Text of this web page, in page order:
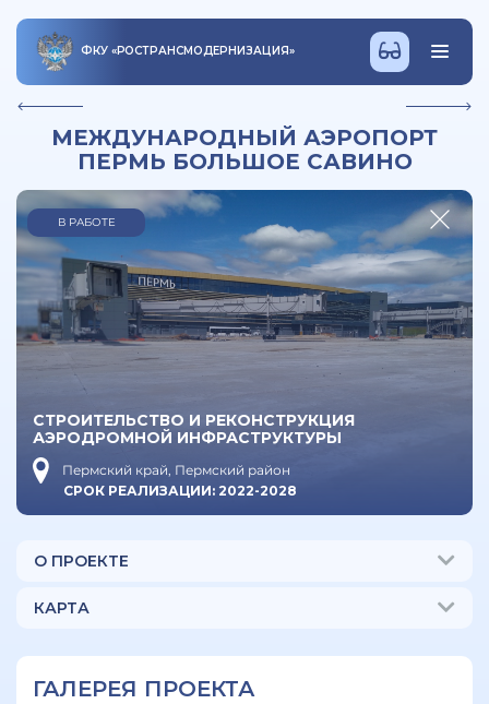
ФКУ «РОСТРАНСМОДЕРНИЗАЦИЯ»
МЕЖДУНАРОДНЫЙ АЭРОПОРТ
ПЕРМЬ БОЛЬШОЕ САВИНО
В РАБОТЕ
СТРОИТЕЛЬСТВО И РЕКОНСТРУКЦИЯ
АЭРОДРОМНОЙ ИНФРАСТРУКТУРЫ
Пермский край, Пермский район
СРОК РЕАЛИЗАЦИИ: 2022-2028
О ПРОЕКТЕ
КАРТА
ГАЛЕРЕЯ ПРОЕКТА